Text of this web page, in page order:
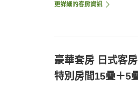
更詳細的客房資訊
豪華套房 日式客
特別房間15疊＋5